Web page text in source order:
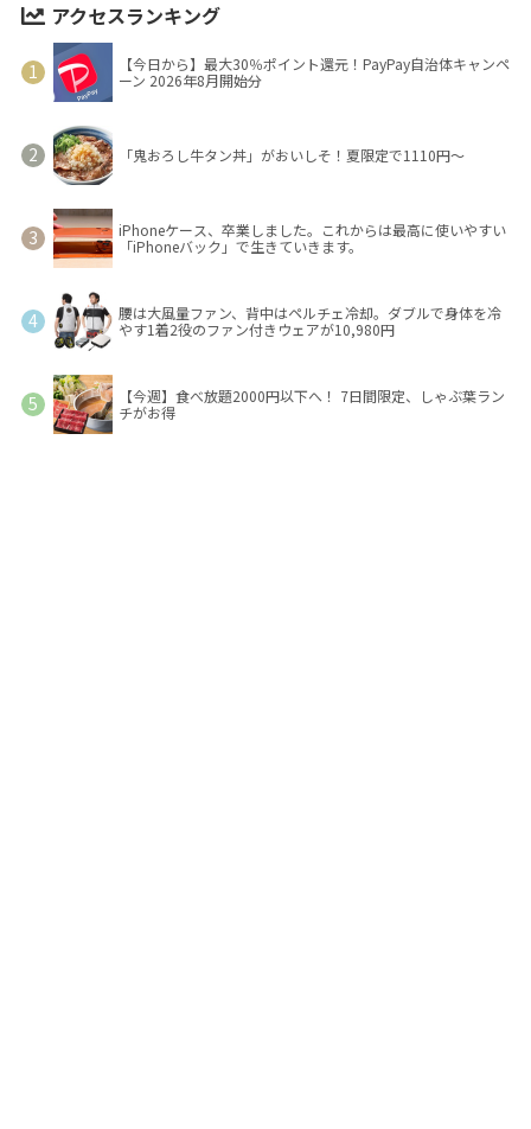
アクセスランキング
【今日から】最大30％ポイント還元！PayPay自治体キャンペ
ーン 2026年8月開始分
「鬼おろし牛タン丼」がおいしそ！夏限定で1110円～
iPhoneケース、卒業しました。これからは最高に使いやすい
「iPhoneバック」で生きていきます。
腰は大風量ファン、背中はペルチェ冷却。ダブルで身体を冷
やす1着2役のファン付きウェアが10,980円
【今週】食べ放題2000円以下へ！ 7日間限定、しゃぶ葉ラン
チがお得